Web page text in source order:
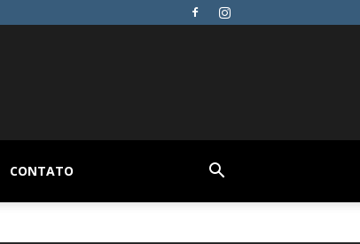
CONTATO